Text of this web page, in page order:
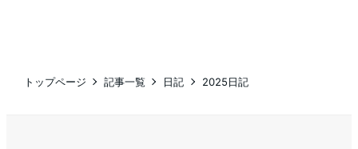
トップページ 記事一覧 日記 2025日記